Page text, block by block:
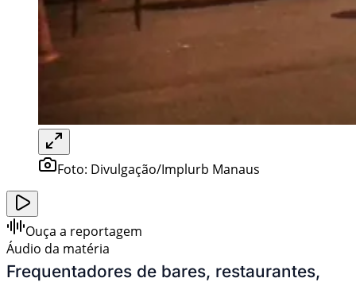
Foto: Divulgação/Implurb Manaus
Ouça a reportagem
Áudio da matéria
Frequentadores de bares, restaurantes,